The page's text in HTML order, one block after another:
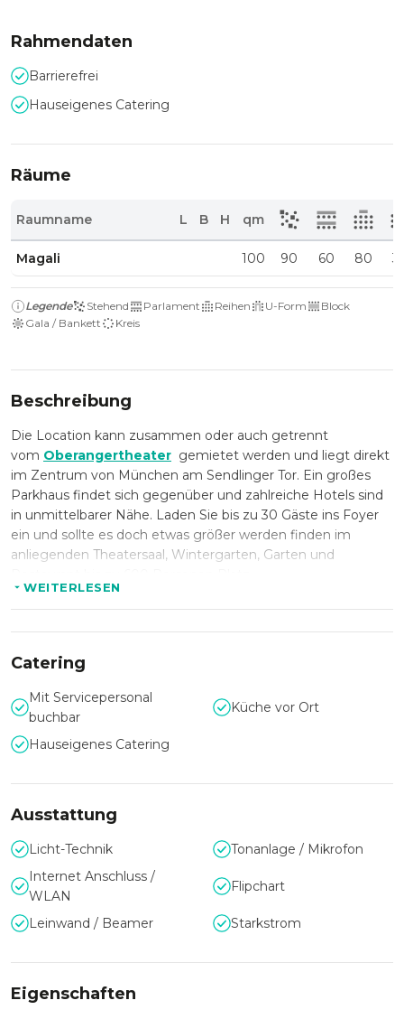
Rahmendaten
Barrierefrei
Hauseigenes Catering
Räume
Raumname L B H qm
Magali 100 90 60 80
Legende Stehend Parlament Reihen U-Form
Block
Gala / Bankett
Kreis
Beschreibung
Die Location kann zusammen oder auch getrennt
vom Oberangertheater gemietet werden und liegt direkt
im Zentrum von München am Sendlinger Tor. Ein großes
Parkhaus findet sich gegenüber und zahlreiche Hotels sind
in unmittelbarer Nähe. Laden Sie bis zu 30 Gäste ins Foyer
ein und sollte es doch etwas größer werden finden im
anliegenden Theatersaal, Wintergarten, Garten und
Für Veranstaltungen mit bis zu 100 Personen, kann auch
WEITERLESEN
Catering
Mit Servicepersonal
buchbar
Küche vor Ort
Hauseigenes Catering
Ausstattung
Licht-Technik
Tonanlage / Mikrofon
Internet Anschluss /
WLAN
Flipchart
Leinwand / Beamer Starkstrom
Eigenschaften